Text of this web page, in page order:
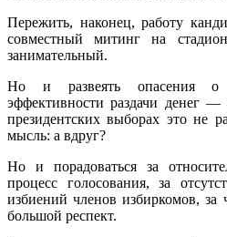
Пережить, наконец, работу
совместный митинг на
занимательный.
Но и развеять опасения о
эффективности раздачи денег
президентских выборах это не
мысль: а вдруг?
Но и порадоваться за
процесс голосования, за
избиений членов избиркомов,
большой респект.